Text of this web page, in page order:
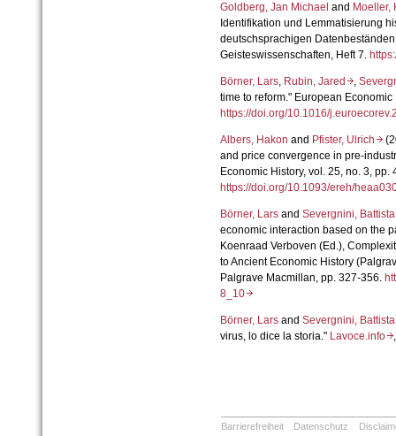
Goldberg, Jan Michael and Moeller,
Identifikation und Lemmatisierung
deutschsprachigen
Geisteswissenschaften, Heft 7.
Börner, Lars, Rubin, Jared,
time to reform." European
https://doi.org/10.1016/
Albers, Hakon and Pfister, Ulrich
and price convergence in pre-
Economic History, vol. 25, no. 3, pp.
https://doi.org/10.1093/ereh/
Börner, Larsand Severgnini,
economic interaction based on the
Koenraad Verboven (Ed.),
to Ancient Economic History
Palgrave Macmillan, pp. 327-356.
8_10
Börner, Larsand Severgnini,
virus, lo dice la storia." Lavoce.info
Barrierefreiheit Datenschutz